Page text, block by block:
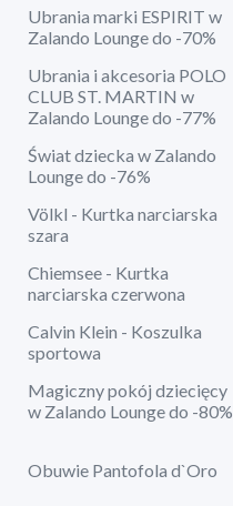
Ubrania marki ESPIRIT w
Zalando Lounge do -70%
Ubrania i akcesoria POLO
CLUB ST. MARTIN w
Zalando Lounge do -77%
Świat dziecka w Zalando
Lounge do -76%
Völkl - Kurtka narciarska
szara
Chiemsee - Kurtka
narciarska czerwona
Calvin Klein - Koszulka
sportowa
Magiczny pokój dziecięcy
w Zalando Lounge do -80%
Obuwie Pantofola d`Oro